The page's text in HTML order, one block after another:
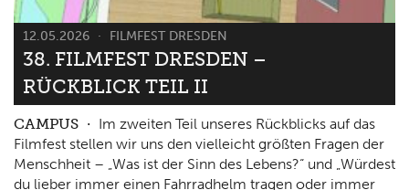
12.05.2026 FILMFEST DRESDEN
38. FILMFEST DRESDEN –
RÜCKBLICK TEIL II
CAMPUS
Im zweiten Teil unseres Rückblicks auf das
Filmfest stellen wir uns den vielleicht größten Fragen der
Menschheit – „Was ist der Sinn des Lebens?“ und „Würdest
du lieber immer einen Fahrradhelm tragen oder immer